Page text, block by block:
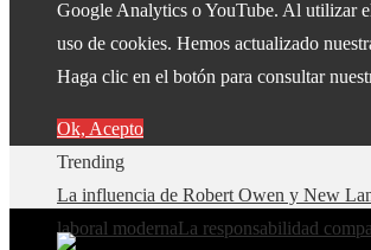
Google Analytics o YouTube. Al utilizar
uso de cookies. Hemos actualizado
Haga clic en el botón para consultar
Ok, Acepto
Trending
La influencia de Robert Owen y New
laboral modernaLa responsabilidad